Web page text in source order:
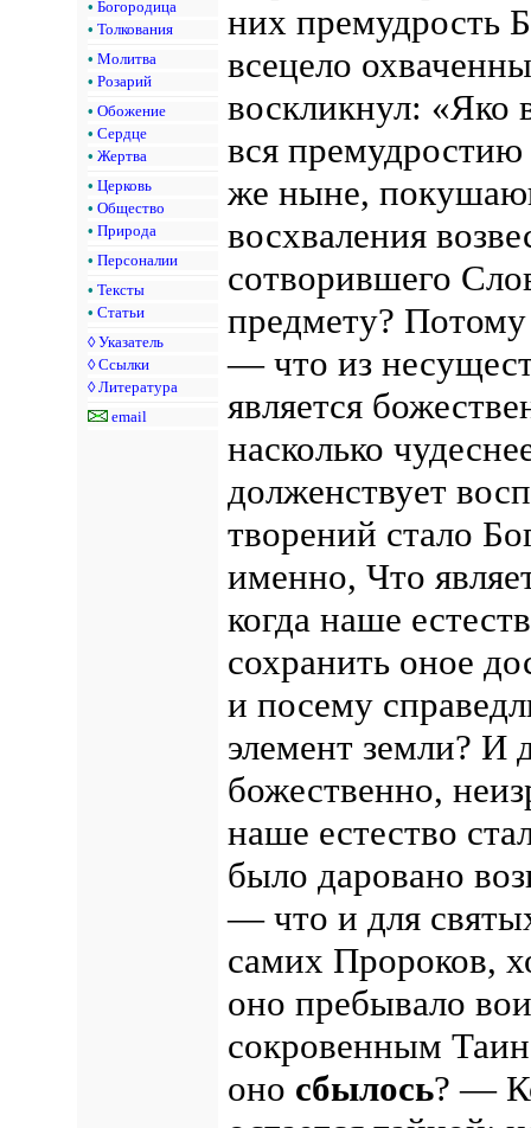
• Богородица
• Толкования
• Молитва
• Розарий
• Обожение
• Сердце
• Жертва
• Церковь
• Общество
• Природа
• Персоналии
• Тексты
• Статьи
◊ Указатель
◊ Ссылки
◊ Литература
email
них премудрость
всецело
воскликнул: «Яко
вся
же ныне,
восхваления
сотворившего
предмету?
— что из
является
насколько
долженствует
творений стало
именно, Что
когда наше
сохранить оное
и посему
элемент земли? И
божественно,
наше естество
было даровано
— что и для
самих Пророков,
оно пребывало
сокровенным
оно сбылось? —